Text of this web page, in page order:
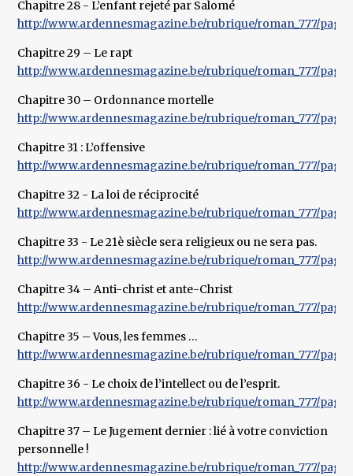
Chapitre 28 - L’enfant rejeté par Salomé
http://www.ardennesmagazine.be/rubrique/roman_777/
Chapitre 29 – Le rapt
http://www.ardennesmagazine.be/rubrique/roman_777/
Chapitre 30 – Ordonnance mortelle
http://www.ardennesmagazine.be/rubrique/roman_777/
Chapitre 31 : L’offensive
http://www.ardennesmagazine.be/rubrique/roman_777/
Chapitre 32 - La loi de réciprocité
http://www.ardennesmagazine.be/rubrique/roman_777/
Chapitre 33 - Le 21è siècle sera religieux ou ne sera pas.
http://www.ardennesmagazine.be/rubrique/roman_777/
Chapitre 34 – Anti-christ et ante-Christ
http://www.ardennesmagazine.be/rubrique/roman_777/
Chapitre 35 – Vous, les femmes …
http://www.ardennesmagazine.be/rubrique/roman_777/
Chapitre 36 - Le choix de l’intellect ou de l’esprit.
http://www.ardennesmagazine.be/rubrique/roman_777/
Chapitre 37 – Le Jugement dernier : lié à votre conviction
personnelle !
http://www.ardennesmagazine.be/rubrique/roman_777/